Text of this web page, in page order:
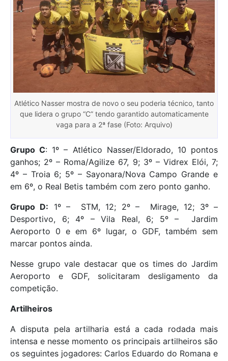
Atlético Nasser mostra de novo o seu poderia técnico, tanto
que lidera o grupo “C” tendo garantido automaticamente
vaga para a 2ª fase (Foto: Arquivo)
Grupo C: 1º – Atlético Nasser/Eldorado, 10 pontos
ganhos; 2º – Roma/Agilize 67, 9; 3º – Vidrex Elói, 7;
4º – Troia 6; 5º – Sayonara/Nova Campo Grande e
em 6º, o Real Betis também com zero ponto ganho.
Grupo D: 1º – STM, 12; 2º – Mirage, 12; 3º –
Desportivo, 6; 4º – Vila Real, 6; 5º – Jardim
Aeroporto 0 e em 6º lugar, o GDF, também sem
marcar pontos ainda.
Nesse grupo vale destacar que os times do Jardim
Aeroporto e GDF, solicitaram desligamento da
competição.
Artilheiros
A disputa pela artilharia está a cada rodada mais
intensa e nesse momento os principais artilheiros são
os seguintes jogadores: Carlos Eduardo do Romana e